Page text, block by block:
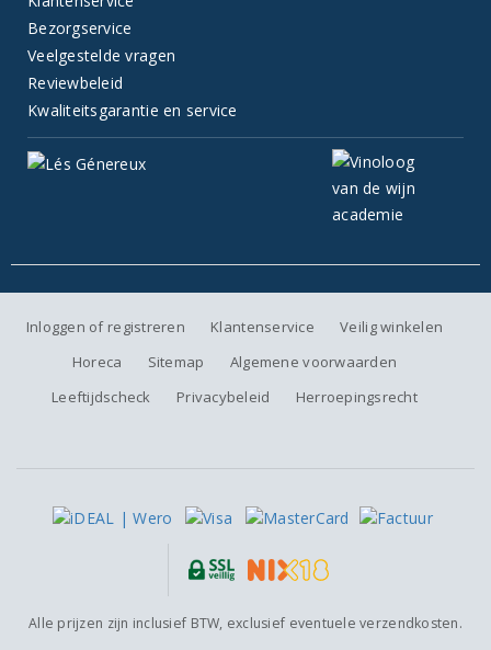
Bezorgservice
Veelgestelde vragen
Reviewbeleid
Kwaliteitsgarantie en service
Inloggen of registreren Klantenservice
Veilig winkelen
Horeca
Sitemap
Algemene voorwaarden
Leeftijdscheck
Privacybeleid Herroepingsrecht
Alle prijzen zijn inclusief BTW, exclusief eventuele verzendkosten.